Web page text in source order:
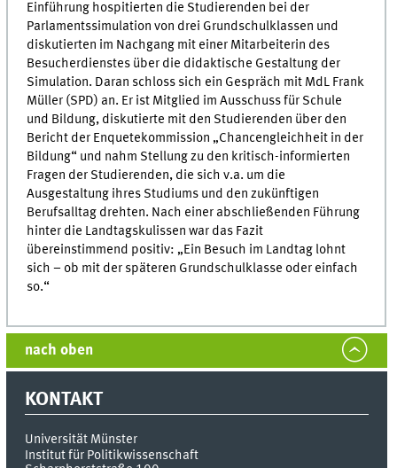
Einführung hospitierten die Studierenden bei der
Parlamentssimulation von drei Grundschulklassen und
diskutierten im Nachgang mit einer Mitarbeiterin des
Besucherdienstes über die didaktische Gestaltung der
Simulation. Daran schloss sich ein Gespräch mit MdL Frank
Müller (SPD) an. Er ist Mitglied im Ausschuss für Schule
und Bildung, diskutierte mit den Studierenden über den
Bericht der Enquetekommission „Chancengleichheit in der
Bildung“ und nahm Stellung zu den kritisch-informierten
Fragen der Studierenden, die sich v.a. um die
Ausgestaltung ihres Studiums und den zukünftigen
Berufsalltag drehten. Nach einer abschließenden Führung
hinter die Landtagskulissen war das Fazit
übereinstimmend positiv: „Ein Besuch im Landtag lohnt
sich – ob mit der späteren Grundschulklasse oder einfach
so.“
nach oben
KONTAKT
Universität Münster
Institut für Politikwissenschaft